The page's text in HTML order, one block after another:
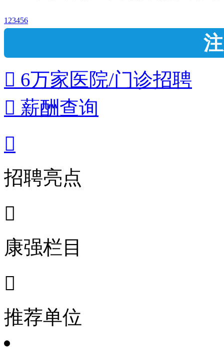
1 23456
 6万家医院/门诊招聘
 薪酬查询

招聘亮点

康强栏目

推荐单位